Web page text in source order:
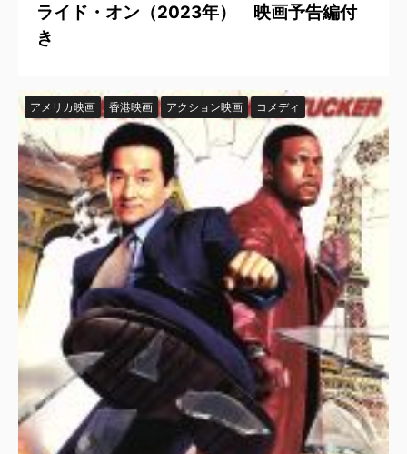
ライド・オン（2023年） 映画予告編付
き
アメリカ映画 香港映画 アクション映画 コメディ